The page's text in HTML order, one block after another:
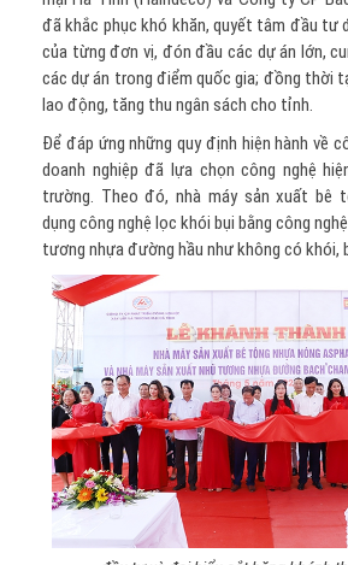
đã khắc phục khó khăn, quyết tâm đầu tư
của từng đơn vị, đón đầu các dự án lớn,
các dự án trong điểm quốc gia; đồng thời
lao động, tăng thu ngân sách cho tỉnh.
Để đáp ứng những quy định hiện hành về
doanh nghiệp đã lựa chọn công nghệ
trường. Theo đó, nhà máy sản xuất bê
dụng công nghệ lọc khói bụi bằng công
tương nhựa đường hầu như không có khói,